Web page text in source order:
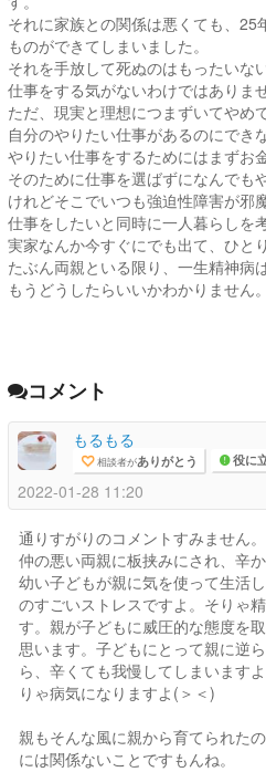
それに家族との関係は悪くても、25
ものができてしまいました。
それを手放して死ぬのはもったいな
仕事をする気がないわけではありませ
ただ、現実と理想につまずいてやめ
自分のやりたい仕事があるのにでき
やりたい仕事をするためにはまずお
そのために仕事を選ばずになんでも
けれどそこでいつも強迫性障害が邪
仕事をしたいと同時に一人暮らしを
実家なんか今すぐにでも出て、ひと
たぶん両親といる限り、一生精神病
もうどうしたらいいかわかりません。
コメント
もるもる
相談者がありがとう 役に
2022-01-28 11:20
通りすがりのコメントすみません。
仲の悪い両親に板挟みにされ、辛
幼い子どもが親に気を使って生活
のすごいストレスですよ。そりゃ
す。親が子どもに威圧的な態度を
思います。子どもにとって親に逆
ら、辛くても我慢してしまいます
りゃ病気になりますよ(＞＜)
親もそんな風に親から育てられた
には関係ないことですもんね。